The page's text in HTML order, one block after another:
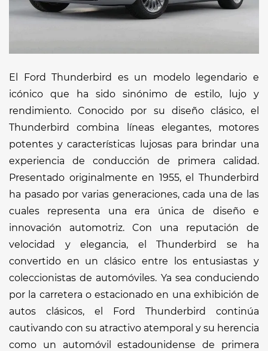
El Ford Thunderbird es un modelo legendario e
icónico que ha sido sinónimo de estilo, lujo y
rendimiento. Conocido por su diseño clásico, el
Thunderbird combina líneas elegantes, motores
potentes y características lujosas para brindar una
experiencia de conducción de primera calidad.
Presentado originalmente en 1955, el Thunderbird
ha pasado por varias generaciones, cada una de las
cuales representa una era única de diseño e
innovación automotriz. Con una reputación de
velocidad y elegancia, el Thunderbird se ha
convertido en un clásico entre los entusiastas y
coleccionistas de automóviles. Ya sea conduciendo
por la carretera o estacionado en una exhibición de
autos clásicos, el Ford Thunderbird continúa
cautivando con su atractivo atemporal y su herencia
como un automóvil estadounidense de primera